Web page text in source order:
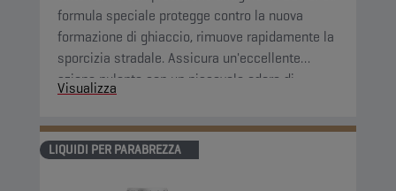
formula speciale protegge contro la nuova
formazione di ghiaccio, rimuove rapidamente la
sporcizia stradale. Assicura un'eccellente
azione pulente con un piacevole odore di
agrumi.
Visualizza
LIQUIDI PER PARABREZZA